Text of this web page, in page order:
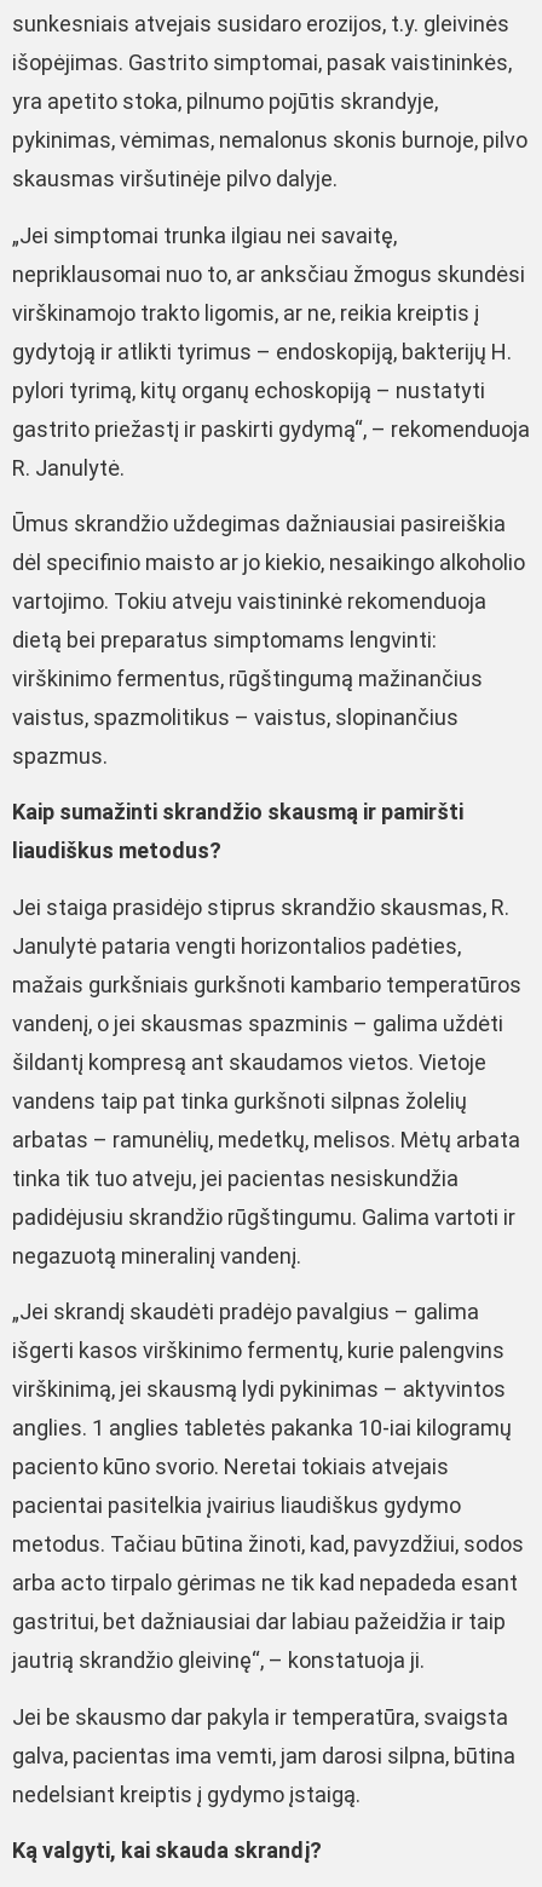
sunkesniais atvejais susidaro erozijos, t.y. gleivinės
išopėjimas. Gastrito simptomai, pasak vaistininkės,
yra apetito stoka, pilnumo pojūtis skrandyje,
pykinimas, vėmimas, nemalonus skonis burnoje, pilvo
skausmas viršutinėje pilvo dalyje.
„Jei simptomai trunka ilgiau nei savaitę,
nepriklausomai nuo to, ar anksčiau žmogus skundėsi
virškinamojo trakto ligomis, ar ne, reikia kreiptis į
gydytoją ir atlikti tyrimus – endoskopiją, bakterijų H.
pylori tyrimą, kitų organų echoskopiją – nustatyti
gastrito priežastį ir paskirti gydymą“, – rekomenduoja
R. Janulytė.
Ūmus skrandžio uždegimas dažniausiai pasireiškia
dėl specifinio maisto ar jo kiekio, nesaikingo alkoholio
vartojimo. Tokiu atveju vaistininkė rekomenduoja
dietą bei preparatus simptomams lengvinti:
virškinimo fermentus, rūgštingumą mažinančius
vaistus, spazmolitikus – vaistus, slopinančius
spazmus.
Kaip sumažinti skrandžio skausmą ir pamiršti
liaudiškus metodus?
Jei staiga prasidėjo stiprus skrandžio skausmas, R.
Janulytė pataria vengti horizontalios padėties,
mažais gurkšniais gurkšnoti kambario temperatūros
vandenį, o jei skausmas spazminis – galima uždėti
šildantį kompresą ant skaudamos vietos. Vietoje
vandens taip pat tinka gurkšnoti silpnas žolelių
arbatas – ramunėlių, medetkų, melisos. Mėtų arbata
tinka tik tuo atveju, jei pacientas nesiskundžia
padidėjusiu skrandžio rūgštingumu. Galima vartoti ir
negazuotą mineralinį vandenį.
„Jei skrandį skaudėti pradėjo pavalgius – galima
išgerti kasos virškinimo fermentų, kurie palengvins
virškinimą, jei skausmą lydi pykinimas – aktyvintos
anglies. 1 anglies tabletės pakanka 10-iai kilogramų
paciento kūno svorio. Neretai tokiais atvejais
pacientai pasitelkia įvairius liaudiškus gydymo
metodus. Tačiau būtina žinoti, kad, pavyzdžiui, sodos
arba acto tirpalo gėrimas ne tik kad nepadeda esant
gastritui, bet dažniausiai dar labiau pažeidžia ir taip
jautrią skrandžio gleivinę“, – konstatuoja ji.
Jei be skausmo dar pakyla ir temperatūra, svaigsta
galva, pacientas ima vemti, jam darosi silpna, būtina
nedelsiant kreiptis į gydymo įstaigą.
Ką valgyti, kai skauda skrandį?